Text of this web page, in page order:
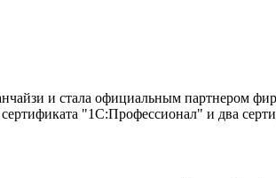
и стала официальным партнером
"1С:Профессионал" и два